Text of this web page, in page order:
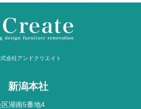
会社アンドクリエイト
新潟本社
湖南5番地4